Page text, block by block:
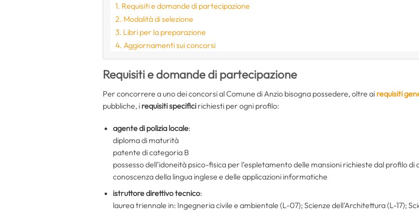
Requisiti e domande di partecipazione
Modalità di selezione
Libri per la preparazione
Aggiornamenti sui concorsi
Requisiti e domande di partecipazione
Per concorrere a uno dei concorsi al Comune di Anzio bisogna possedere, oltre ai requisiti
pubbliche, i requisiti specifici richiesti per ogni profilo:
agente di polizia locale:
diploma di maturità
patente di categoria B
possesso dell’idoneità psico-fisica per l’espletamento delle mansioni richieste dal profilo di
conoscenza della lingua inglese e delle applicazioni informatiche
istruttore direttivo tecnico:
laurea triennale in: Ingegneria civile e ambientale (L-07); Scienze dell’Architettura (L-17);